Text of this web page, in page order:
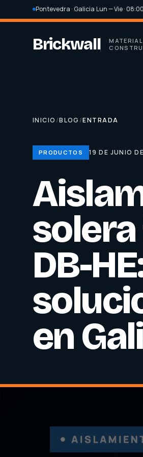
Pontevedra · Galicia·Lun — Vie ·
Brickwall
INICIO /BLOG /ENTRADA
PRODUCTOS 19 DE JUNIO
DB-
en